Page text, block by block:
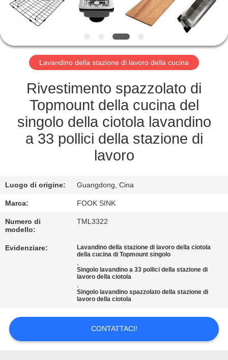
CONTROLLO
QUALITÀ
CONTATTICI
RICHIEDA
UNA
CITAZIONE
DEL
SITO
PRIVACY
POLICY
Lavandino della stazione di lavoro della cucina
Rivestimento spazzolato di
Topmount della cucina del
singolo della ciotola lavandino
a 33 pollici della stazione di
lavoro
Luogo di origine: Guangdong, Cina
Marca: FOOK SINK
Numero di
modello:
TML3322
Evidenziare:
Lavandino della stazione di lavoro della ciotola
della cucina di Topmount singolo
,
Singolo lavandino a 33 pollici della stazione di
lavoro della ciotola
,
Singolo lavandino spazzolato della stazione di
lavoro della ciotola
CONTATTACI!